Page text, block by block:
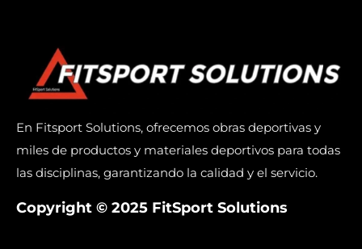
En Fitsport Solutions, ofrecemos obras deportivas y
miles de productos y materiales deportivos para todas
las disciplinas, garantizando la calidad y el servicio.
Copyright © 2025 FitSport Solutions